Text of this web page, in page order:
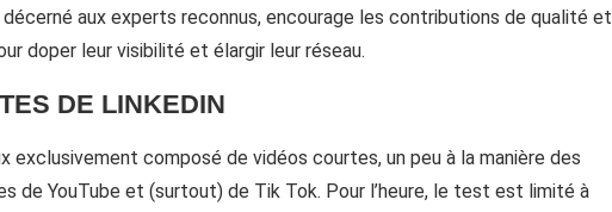
décerné aux experts reconnus, encourage les contributions de qualité et
doper leur visibilité et élargir leur réseau.
DE LINKEDIN
exclusivement composé de vidéos courtes, un peu à la manière des
de YouTube et (surtout) de Tik Tok. Pour l’heure, le test est limité à